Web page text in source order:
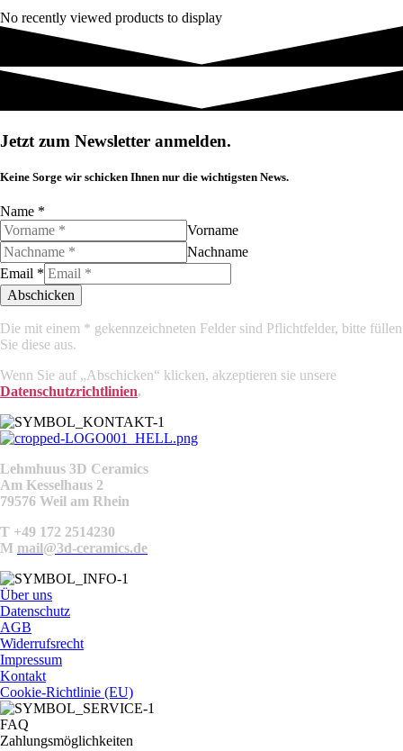
No recently viewed products to display
Jetzt zum Newsletter anmelden.
Keine Sorge wir schicken Ihnen nur die wichtigsten News.
Name *
Vorname
Nachname
Email *
Abschicken
Die mit einem * gekennzeichneten Felder sind Pflichtfelder, bitte füllen
Sie diese aus.
Wenn Sie auf „Abschicken“ klicken, akzeptieren sie unsere
Datenschutzrichtlinien.
Lehmhuus 3D Ceramics
Am Kesselhaus 2
79576 Weil am Rhein
T +49 172 2514230
M mail@3d-ceramics.de
Über uns
Datenschutz
AGB
Widerrufsrecht
Impressum
Kontakt
Cookie-Richtlinie (EU)
FAQ
Zahlungsmöglichkeiten